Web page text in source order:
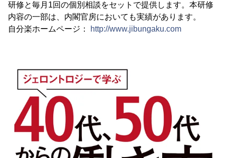
研修と毎月1回の個別相談をセットで提供します。本研修
内容の一部は、内閣官房においても実績があります。
自分楽ホームページ：
http://www.jibungaku.com